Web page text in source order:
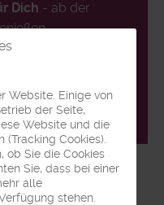
Dich - ab der
weg.de
oder schicke
Website. Einige von
der Seite,
Website und die
Cookies).
ob Sie die Cookies
Sie, dass bei einer
alle
stehen.